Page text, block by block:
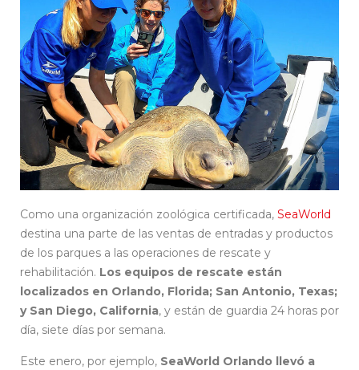
Como una organización zoológica certificada, SeaWorld
destina una parte de las ventas de entradas y productos
de los parques a las operaciones de rescate y
rehabilitación. Los equipos de rescate están
localizados en Orlando, Florida; San Antonio, Texas;
y San Diego, California, y están de guardia 24 horas por
día, siete días por semana.
Este enero, por ejemplo, SeaWorld Orlando llevó a